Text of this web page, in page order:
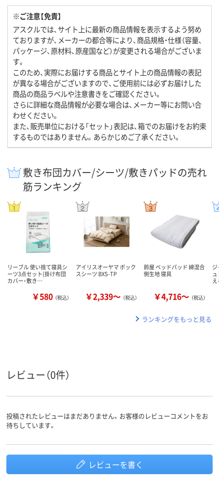
※ご注意【免責】
アスクルでは、サイト上に最新の商品情報を表示するよう努め
ておりますが、メーカーの都合等により、商品規格・仕様（容量、
パッケージ、原材料、原産国など）が変更される場合がございま
す。
このため、実際にお届けする商品とサイト上の商品情報の表記
が異なる場合がございますので、ご使用前には必ずお届けした
商品の商品ラベルや注意書きをご確認ください。
さらに詳細な商品情報が必要な場合は、メーカー等にお問い合
わせください。
また、販売単位における「セット」表記は、箱でのお届けをお約束
するものではありません。あらかじめご了承ください。
敷き布団カバー/シーツ/敷きパッドの売れ
筋ランキング
リーブル 使い捨て寝具シ
ーツ3点セット(掛け布団
カバー・敷き…
￥580 （税込）
アイリスオーヤマ ボック
スシーツ BXS-TP
￥2,339～ （税込）
鈴屋 ベッドパッド 綿混合
側生地 寝具
￥4,716～ （税込）
ランキングをもっと見る
レビュー（0件）
投稿されたレビューはまだありません。お客様のレビューコメントをお
待ちしています。
レビューを書く